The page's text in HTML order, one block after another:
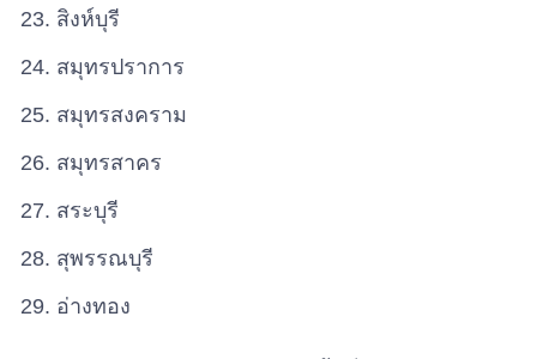
สิงห์บุรี
สมุทรปราการ
สมุทรสงคราม
สมุทรสาคร
สระบุรี
สุพรรณบุรี
อ่างทอง